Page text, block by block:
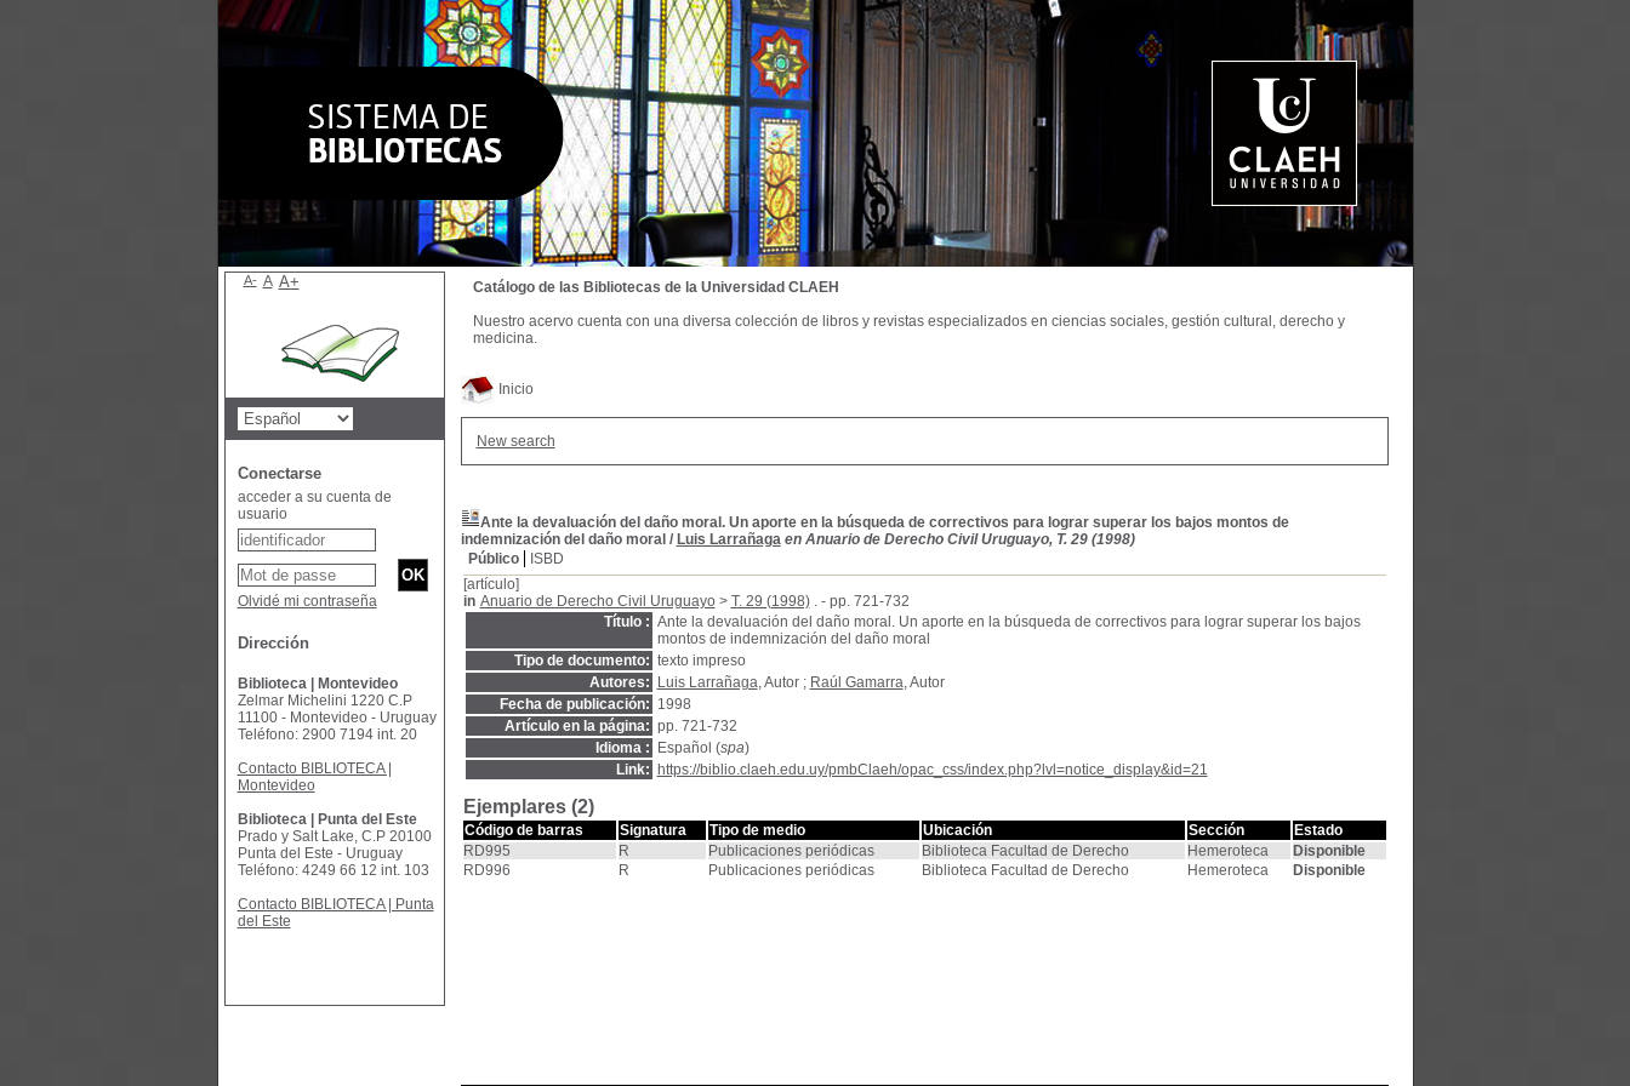
Inicio
New search
Ante la devaluación del daño moral. Un aporte en la búsqueda de correctivos para lograr superar los bajos montos de
indemnización del daño moral / Luis Larrañaga en Anuario de Derecho Civil Uruguayo, T. 29 (1998)
Público
ISBD
[artículo]
in Anuario de Derecho Civil Uruguayo> T. 29 (1998). - pp. 721-732
Título : Ante la devaluación del daño moral. Un aporte en la búsqueda de correctivos para lograr superar los bajos
montos de indemnización del daño moral
Tipo de documento: texto impreso
Autores:
Luis Larrañaga, Autor ; Raúl Gamarra, Autor
Fecha de publicación: 1998
Artículo en la página: pp. 721-732
Idioma :
Español (spa)
Link:
https://biblio.claeh.edu.uy/pmbClaeh/opac_css/index.php?lvl=notice_display&id=21
Ejemplares (2)
Código de barras Signatura Tipo de medio Ubicación Sección
Estado
RD995
R Publicaciones periódicas Biblioteca Facultad de Derecho Hemeroteca
Disponible
RD996
R Publicaciones periódicas Biblioteca Facultad de Derecho Hemeroteca Disponible
Catálogo de las Bibliotecas de la Universidad CLAEH
Nuestro acervo cuenta con una diversa colección de libros y revistas especializados en ciencias sociales, gestión cultural, derecho y
medicina.
A- A A+
Conectarse
acceder a su cuenta de
usuario
Olvidé mi contraseña
Dirección
Biblioteca | Montevideo
Zelmar Michelini 1220 C.P
11100 - Montevideo - Uruguay
Teléfono: 2900 7194 int. 20
Contacto BIBLIOTECA |
Montevideo
Biblioteca | Punta del Este
Prado y Salt Lake, C.P 20100
Punta del Este - Uruguay
Teléfono: 4249 66 12 int. 103
Contacto BIBLIOTECA | Punta
del Este